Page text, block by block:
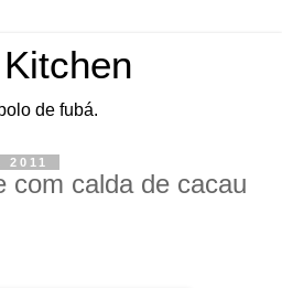
de fubá.
com calda de cacau